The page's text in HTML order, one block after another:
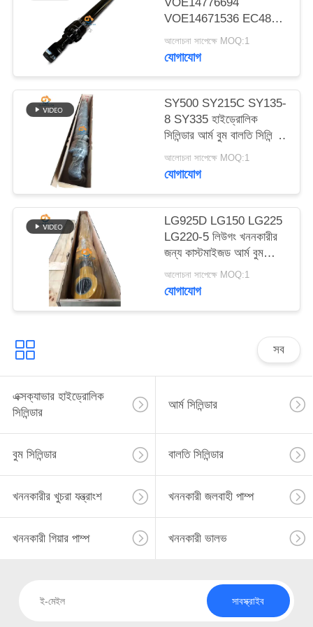
গোপনীয়তা
নীতি
VOE14671536 EC480D
EC480E EC750E এর
জন্য আর্ম বুম বকেট
আলোচনা সাপেক্ষে MOQ:1
যোগাযোগ
SY500 SY215C SY135-
8 SY335 হাইড্রোলিক
সিলিন্ডার আর্ম বুম বালতি সিলিন্ডার
খননকারীর উপর
আলোচনা সাপেক্ষে MOQ:1
যোগাযোগ
LG925D LG150 LG225
LG220-5 লিউগং খননকারীর
জন্য কাস্টমাইজড আর্ম বুম
বালতি হাইড্রোলিক সিলিন্ডার
আলোচনা সাপেক্ষে MOQ:1
যোগাযোগ
সব
এক্সক্যাভার হাইড্রোলিক
সিলিন্ডার
আর্ম সিলিন্ডার
বুম সিলিন্ডার বালতি সিলিন্ডার
খননকারীর খুচরা যন্ত্রাংশ খননকারী জলবাহী পাম্প
খননকারী গিয়ার পাম্প খননকারী ভালভ
সাবস্ক্রাইব